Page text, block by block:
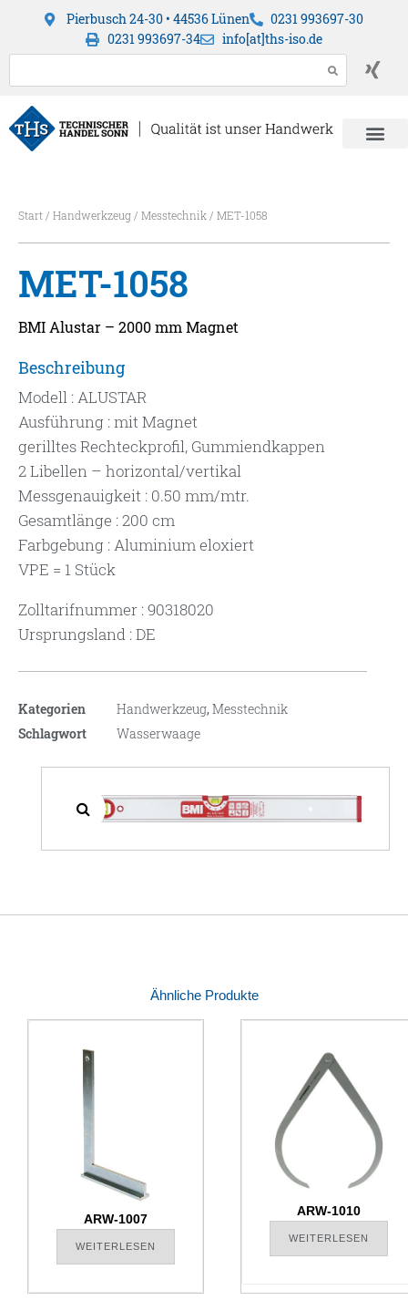
Pierbusch 24-30 • 44536 Lünen
0231 993697-30
0231 993697-34
info[at]ths-iso.de
Start/ Handwerkzeug/ Messtechnik/ MET-1058
MET-1058
BMI Alustar – 2000 mm Magnet
Beschreibung
Modell : ALUSTAR
Ausführung : mit Magnet
gerilltes Rechteckprofil, Gummiendkappen
2 Libellen – horizontal/vertikal
Messgenauigkeit : 0.50 mm/mtr.
Gesamtlänge : 200 cm
Farbgebung : Aluminium eloxiert
VPE = 1 Stück
Zolltarifnummer : 90318020
Ursprungsland : DE
Kategorien Handwerkzeug,Messtechnik
Schlagwort
Wasserwaage
Ähnliche Produkte
ARW-1007
WEITERLESEN
ARW-1010
WEITERLESEN